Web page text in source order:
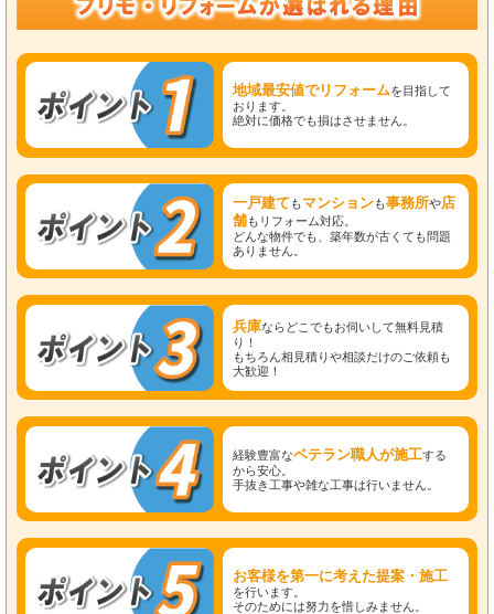
地域最安値でリフォームを目指して
おります。
絶対に価格でも損はさせません。
一戸建て もマンションも事務所や店
舗もリフォーム対応。
どんな物件でも、築年数が古くても問題
ありません。
兵庫ならどこでもお伺いして無料見積
り！
もちろん相見積りや相談だけのご依頼も
大歓迎！
経験豊富なベテラン職人が施工する
から安心。
手抜き工事や雑な工事は行いません。
お客様を第一に考えた提案・施工
を行います。
そのためには努力を惜しみません。